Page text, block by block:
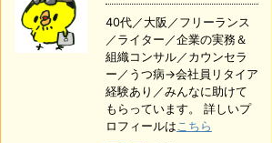
40代／大阪／フリーランス
／ライター／企業の実務＆
組織コンサル／カウンセラ
ー／うつ病→会社員リタイア
経験あり／みんなに助けて
もらっています。 詳しいプ
ロフィールはこちら